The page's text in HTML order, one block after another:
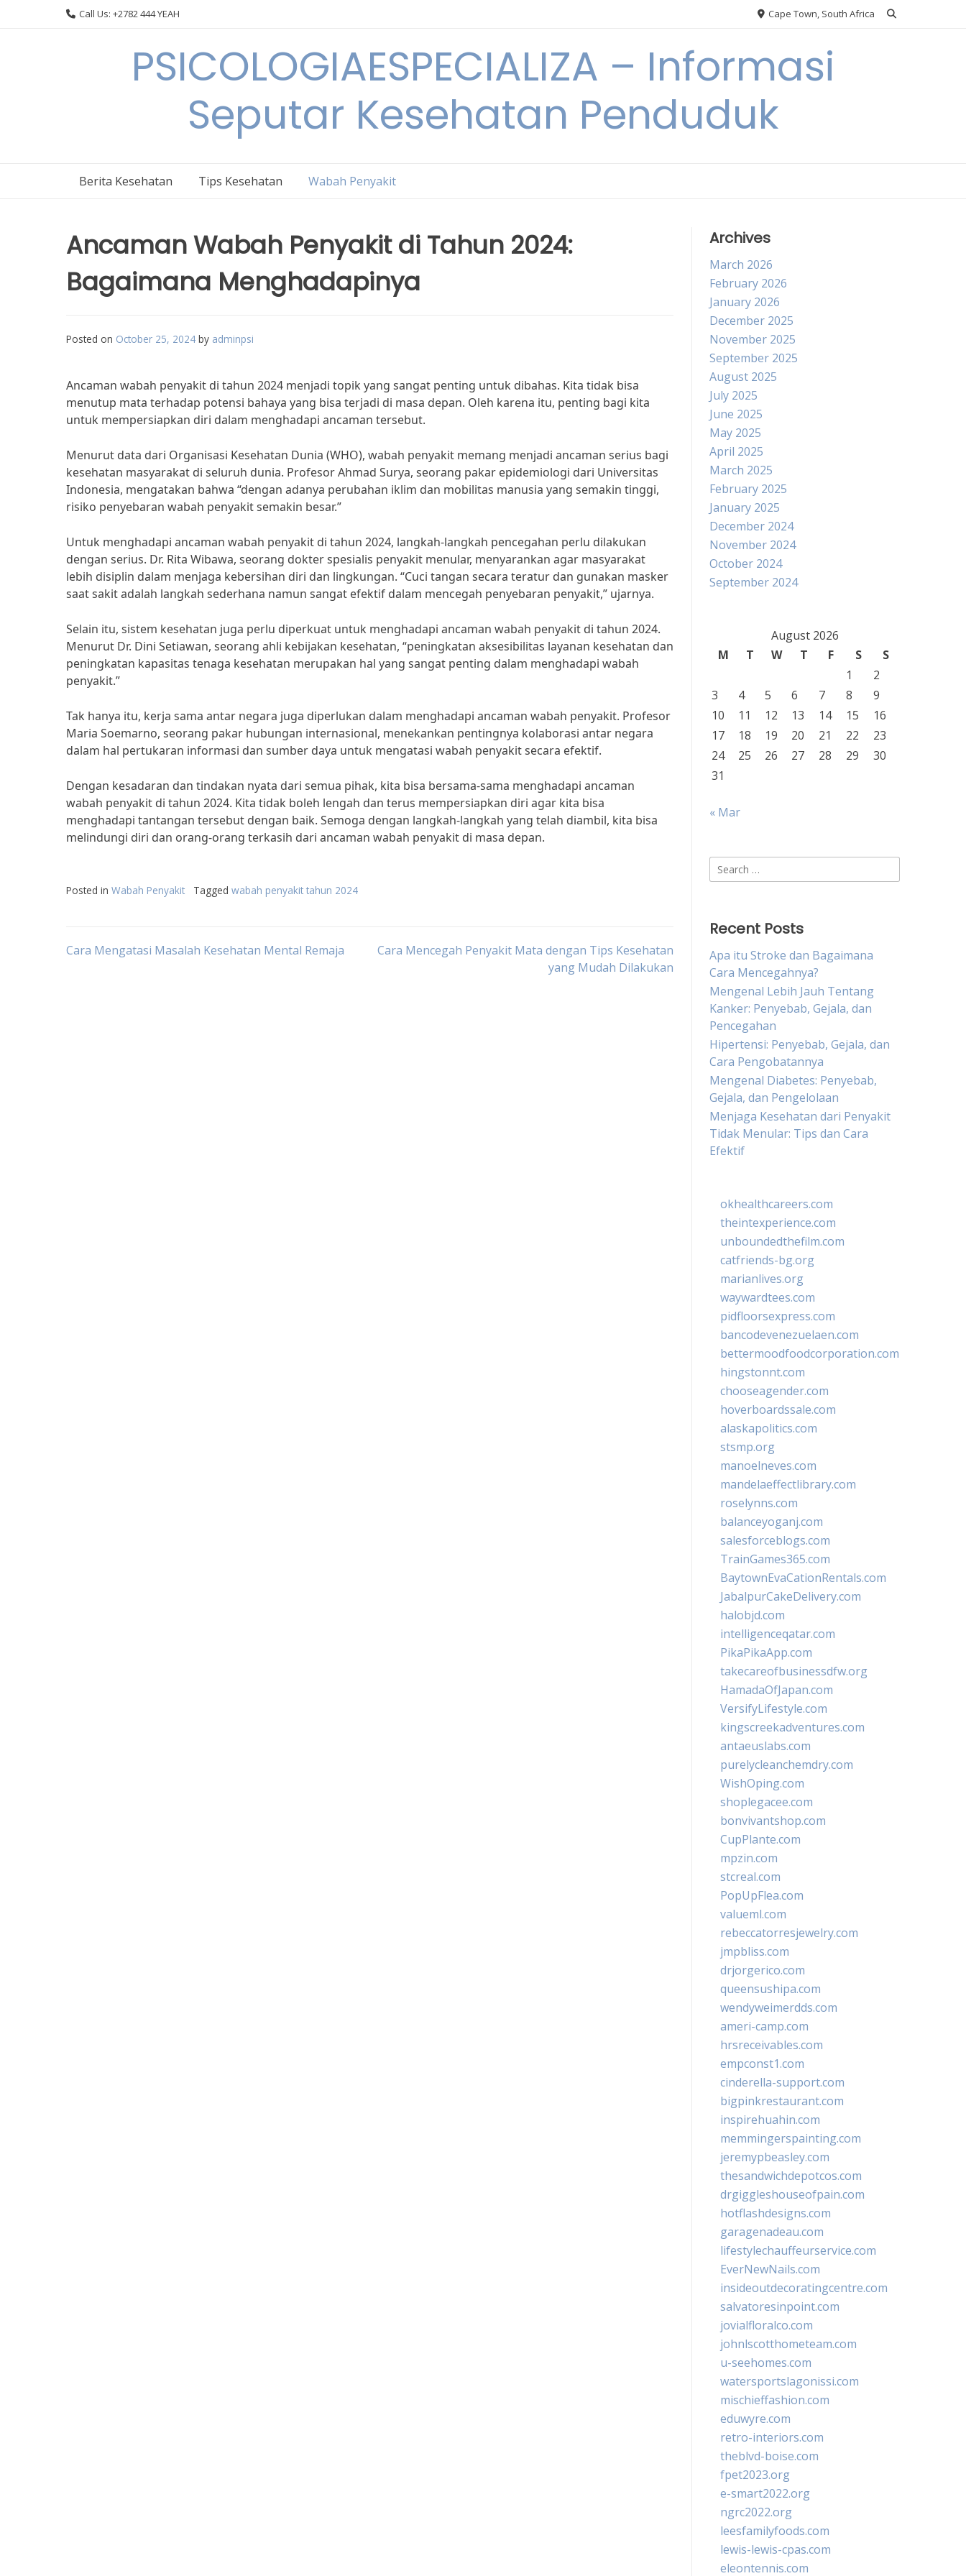
Call Us: +2782 444 YEAH Cape Town, South Africa
PSICOLOGIAESPECIALIZA – Informasi
Seputar Kesehatan Penduduk
Berita Kesehatan Tips Kesehatan Wabah Penyakit
Ancaman Wabah Penyakit di Tahun 2024:
Bagaimana Menghadapinya
Posted on October 25, 2024 by adminpsi
Ancaman wabah penyakit di tahun 2024 menjadi topik yang sangat penting untuk dibahas. Kita tidak bisa
menutup mata terhadap potensi bahaya yang bisa terjadi di masa depan. Oleh karena itu, penting bagi kita
untuk mempersiapkan diri dalam menghadapi ancaman tersebut.
Menurut data dari Organisasi Kesehatan Dunia (WHO), wabah penyakit memang menjadi ancaman serius bagi
kesehatan masyarakat di seluruh dunia. Profesor Ahmad Surya, seorang pakar epidemiologi dari Universitas
Indonesia, mengatakan bahwa “dengan adanya perubahan iklim dan mobilitas manusia yang semakin tinggi,
risiko penyebaran wabah penyakit semakin besar.”
Untuk menghadapi ancaman wabah penyakit di tahun 2024, langkah-langkah pencegahan perlu dilakukan
dengan serius. Dr. Rita Wibawa, seorang dokter spesialis penyakit menular, menyarankan agar masyarakat
lebih disiplin dalam menjaga kebersihan diri dan lingkungan. “Cuci tangan secara teratur dan gunakan masker
saat sakit adalah langkah sederhana namun sangat efektif dalam mencegah penyebaran penyakit,” ujarnya.
Selain itu, sistem kesehatan juga perlu diperkuat untuk menghadapi ancaman wabah penyakit di tahun 2024.
Menurut Dr. Dini Setiawan, seorang ahli kebijakan kesehatan, “peningkatan aksesibilitas layanan kesehatan dan
peningkatan kapasitas tenaga kesehatan merupakan hal yang sangat penting dalam menghadapi wabah
penyakit.”
Tak hanya itu, kerja sama antar negara juga diperlukan dalam menghadapi ancaman wabah penyakit. Profesor
Maria Soemarno, seorang pakar hubungan internasional, menekankan pentingnya kolaborasi antar negara
dalam hal pertukaran informasi dan sumber daya untuk mengatasi wabah penyakit secara efektif.
Dengan kesadaran dan tindakan nyata dari semua pihak, kita bisa bersama-sama menghadapi ancaman
wabah penyakit di tahun 2024. Kita tidak boleh lengah dan terus mempersiapkan diri agar kita bisa
menghadapi tantangan tersebut dengan baik. Semoga dengan langkah-langkah yang telah diambil, kita bisa
melindungi diri dan orang-orang terkasih dari ancaman wabah penyakit di masa depan.
Posted in Wabah Penyakit Tagged wabah penyakit tahun 2024
Post
Cara Mengatasi Masalah Kesehatan Mental Remaja
Cara Mencegah Penyakit Mata dengan Tips Kesehatan
yang Mudah Dilakukan
Archives
March 2026
February 2026
January 2026
December 2025
November 2025
September 2025
August 2025
July 2025
June 2025
May 2025
April 2025
March 2025
February 2025
January 2025
December 2024
November 2024
October 2024
September 2024
August 2026
M
T W T F S
S
1
2
3
4 5 6 7 8
9
10
11 12 13 14 15
16
17
18 19 20 21 22
23
24
25 26 27 28 29
30
31
« Mar
Search
for:
Recent Posts
Apa itu Stroke dan Bagaimana
Cara Mencegahnya?
Mengenal Lebih Jauh Tentang
Kanker: Penyebab, Gejala, dan
Pencegahan
Hipertensi: Penyebab, Gejala, dan
Cara Pengobatannya
Mengenal Diabetes: Penyebab,
Gejala, dan Pengelolaan
Menjaga Kesehatan dari Penyakit
Tidak Menular: Tips dan Cara
Efektif
okhealthcareers.com
theintexperience.com
unboundedthefilm.com
catfriends-bg.org
marianlives.org
waywardtees.com
pidfloorsexpress.com
bancodevenezuelaen.com
bettermoodfoodcorporation.com
hingstonnt.com
chooseagender.com
hoverboardssale.com
alaskapolitics.com
stsmp.org
manoelneves.com
mandelaeffectlibrary.com
roselynns.com
balanceyoganj.com
salesforceblogs.com
TrainGames365.com
BaytownEvaCationRentals.com
JabalpurCakeDelivery.com
halobjd.com
intelligenceqatar.com
PikaPikaApp.com
takecareofbusinessdfw.org
HamadaOfJapan.com
VersifyLifestyle.com
kingscreekadventures.com
antaeuslabs.com
purelycleanchemdry.com
WishOping.com
shoplegacee.com
bonvivantshop.com
CupPlante.com
mpzin.com
stcreal.com
PopUpFlea.com
valueml.com
rebeccatorresjewelry.com
jmpbliss.com
drjorgerico.com
queensushipa.com
wendyweimerdds.com
ameri-camp.com
hrsreceivables.com
empconst1.com
cinderella-support.com
bigpinkrestaurant.com
inspirehuahin.com
memmingerspainting.com
jeremypbeasley.com
thesandwichdepotcos.com
drgiggleshouseofpain.com
hotflashdesigns.com
garagenadeau.com
lifestylechauffeurservice.com
EverNewNails.com
insideoutdecoratingcentre.com
salvatoresinpoint.com
jovialfloralco.com
johnlscotthometeam.com
u-seehomes.com
watersportslagonissi.com
mischieffashion.com
eduwyre.com
retro-interiors.com
theblvd-boise.com
fpet2023.org
e-smart2022.org
ngrc2022.org
leesfamilyfoods.com
lewis-lewis-cpas.com
eleontennis.com